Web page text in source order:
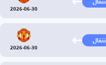
انتقال
2026-06-30
انتقال
2026-06-30